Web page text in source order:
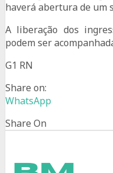
haverá abertura de um
A liberação dos
podem ser
G1 RN
Share on:
WhatsApp
Share On